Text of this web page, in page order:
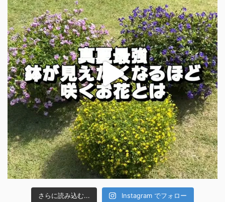
さらに読み込む... Instagram でフォロー